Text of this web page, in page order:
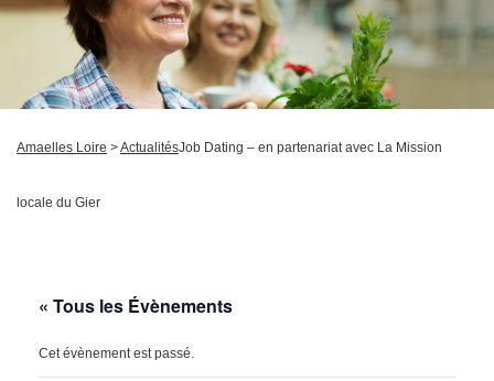
Amaelles Loire >ActualitésJob Dating – en partenariat avec La Mission
locale du Gier
« Tous les Évènements
Cet évènement est passé.